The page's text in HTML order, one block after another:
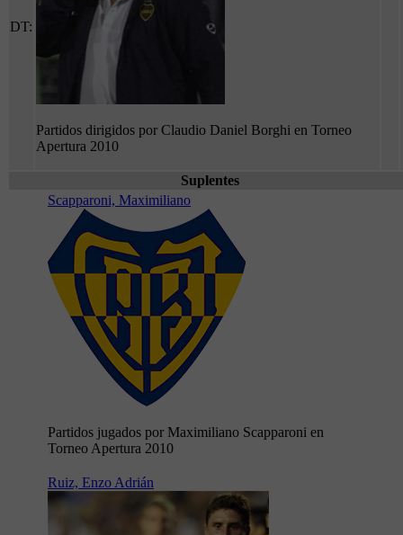
DT:
Partidos dirigidos por Claudio Daniel Borghi en Torneo
Apertura 2010
Suplentes
Scapparoni, Maximiliano
Partidos jugados por Maximiliano Scapparoni en
Torneo Apertura 2010
Ruiz, Enzo Adrián